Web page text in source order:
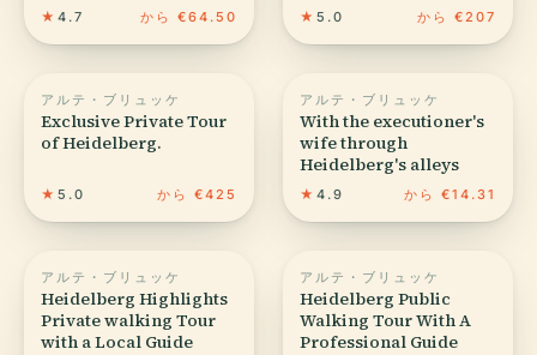
★ 4.7 から €64.50 ★ 5.0 から €207
アルテ・ブリュッケ
Exclusive Private Tour
of Heidelberg.
★ 5.0 から €425
アルテ・ブリュッケ
With the executioner's
wife through
Heidelberg's alleys
★ 4.9 から €14.31
アルテ・ブリュッケ
Heidelberg Highlights
Private walking Tour
with a Local Guide
アルテ・ブリュッケ
Heidelberg Public
Walking Tour With A
Professional Guide